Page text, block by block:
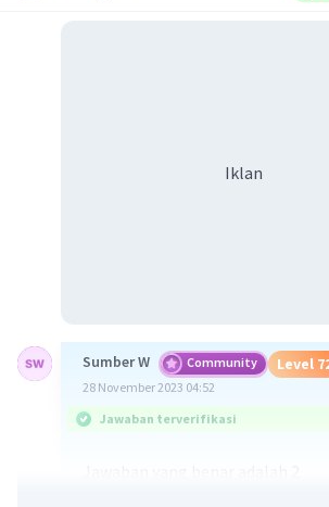
Iklan
Sumber W Community Level
28 November 2023 04:52
Jawaban terverifikasi